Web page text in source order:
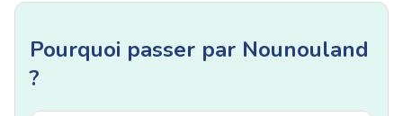
Pourquoi passer par Nounouland
?